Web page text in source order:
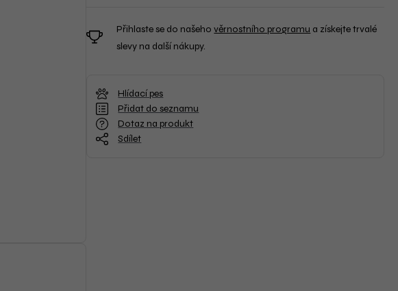
Přihlaste se do našehověrnostního programu a získejte trvalé
slevy na další nákupy.
Hlídací pes
Přidat do seznamu
Dotaz na produkt
Sdílet